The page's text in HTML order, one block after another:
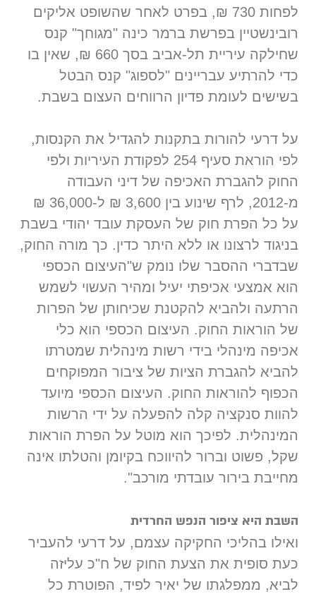
לפחות 730 ₪, בפרט לאחר שהשופט אליקים
רובינשטיין בפרשת ברמר כינה "מגוחך" קנס
שחילקה עיריית תל-אביב בסך 660 ₪, שאין בו
כדי להרתיע עבריינים "לספוג" קנס הבטל
בשישים לעומת פדיון הרווחים העצום בשבת.
על דרעי להורות בתקנות להגדיל את הקנסות,
לפי הוראת סעיף 254 לפקודת העיריות ולפי
החוק להגברת האכיפה של דיני העבודה
מ-2012, לרף שינוע בין 3,600 ₪ ל-36,000 ₪
על כל הפרת חוק של העסקת עובד יהודי בשבת
בניגוד לרצונו או ללא היתר כדין. כך מורה החוק,
שבדברי ההסבר שלו נומק ש"העיצום הכספי
הוא אמצעי אכיפתי יעיל ומהיר העשוי לשמש
הרתעה ולהביא להקטנת שכיחותן של הפרות
של הוראות החוק. העיצום הכספי הוא כלי
אכיפה מינהלי בידי רשות מינהלית שמטרתו
להביא להגברת הציות של ציבור המפוקחים
הכפוף להוראות החוק. העיצום הכספי מיועד
להוות סנקציה קלה להפעלה על ידי הרשות
המינהלית. לפיכך הוא מוטל על הפרת הוראות
שקל, פשוט וברור להיווכח בקיומן והטלתו אינה
מחייבת בירור עובדתי מורכב".
השבת היא ציפור הנפש החרדית
ואילו בהליכי החקיקה עצמם, על דרעי להעביר
כעת סופית את הצעת החוק של ח"כ עליזה
לביא, ממפלגתו של יאיר לפיד, הפוטרת כל